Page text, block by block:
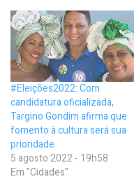
#Eleições2022: Com
candidatura oficializada,
Targino Gondim afirma que
fomento à cultura será sua
prioridade
5 agosto 2022 - 19h58
Em "Cidades"